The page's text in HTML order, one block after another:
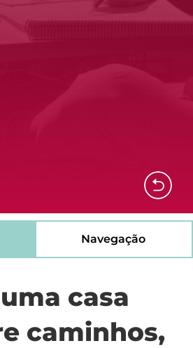
Navegação
casa
caminhos,